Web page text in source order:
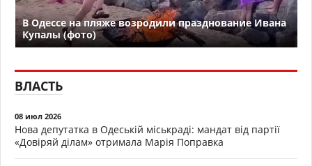
В Одессе на пляже возродили празднование Ивана
Купалы (фото)
ВЛАСТЬ
08 июл 2026
Нова депутатка в Одеській міськраді: мандат від партії
«Довіряй ділам» отримала Марія Поправка